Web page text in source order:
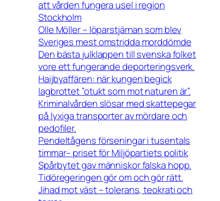
att vården fungera usel i region
Stockholm
Olle Möller – löparstjärnan som blev
Sveriges mest omstridda morddömde
Den bästa julklappen till svenska folket
vore ett fungerande deporteringsverk.
Haijbyaffären: när kungen begick
lagbrottet ”otukt som mot naturen är”.
Kriminalvården slösar med skattepegar
på lyxiga transporter av mördare och
pedofiler.
Pendeltågens förseningar i tusentals
timmar– priset för Miljöpartiets politik
Spårbytet gav människor falska hopp.
Tidöregeringen gör om och gör rätt.
Jihad mot väst – tolerans, teokrati och